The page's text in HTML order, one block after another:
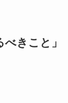
きこと」